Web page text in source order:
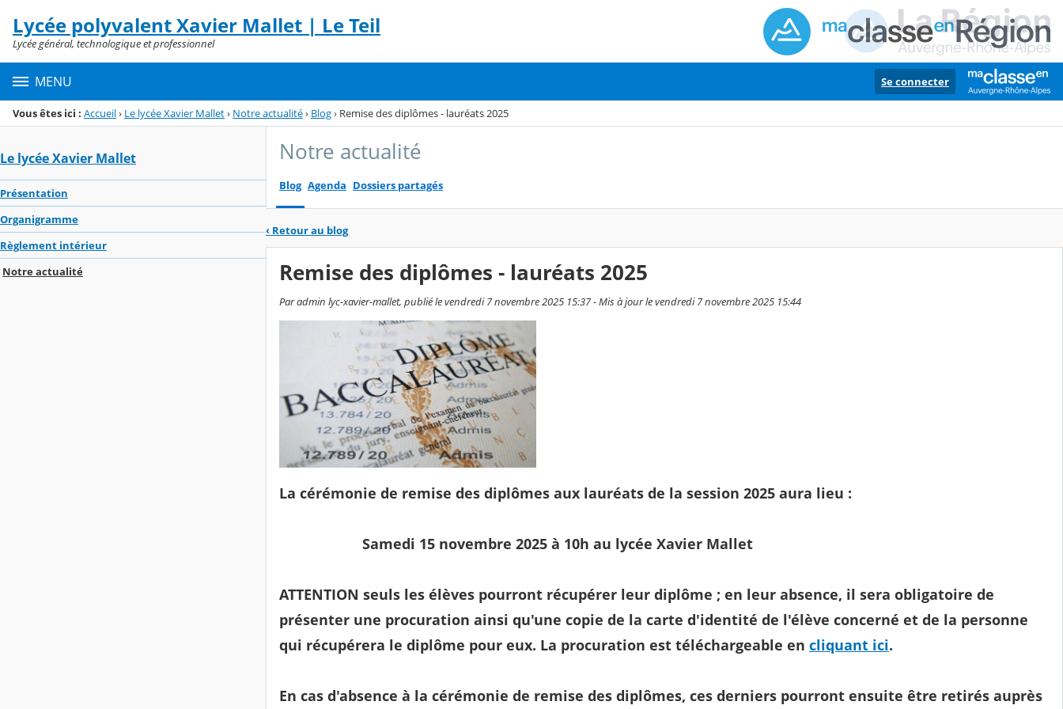
Menu de la rubrique
Contenu
Lycée polyvalent Xavier Mallet | Le Teil
Lycée général, technologique et professionnel
MENU Se connecter
Vous êtes ici : Accueil› Le lycée Xavier Mallet› Notre actualité› Blog› Remise des diplômes - lauréats 2025
Le lycée Xavier Mallet
Présentation
Organigramme
Règlement intérieur
Notre actualité
Notre actualité
Blog Agenda Dossiers partagés
‹ Retour au blog
Remise des diplômes - lauréats 2025
Par admin lyc-xavier-mallet, publié le vendredi 7 novembre 2025 15:37 - Mis à jour le vendredi 7 novembre 2025 15:44
La cérémonie de remise des diplômes aux lauréats de la session 2025 aura lieu :
Samedi 15 novembre 2025 à 10h au lycée Xavier Mallet
ATTENTION seuls les élèves pourront récupérer leur diplôme ; en leur absence, il sera obligatoire de
présenter une procuration ainsi qu'une copie de la carte d'identité de l'élève concerné et de la personne
qui récupérera le diplôme pour eux. La procuration est téléchargeable en cliquant ici.
En cas d'absence à la cérémonie de remise des diplômes, ces derniers pourront ensuite être retirés auprès